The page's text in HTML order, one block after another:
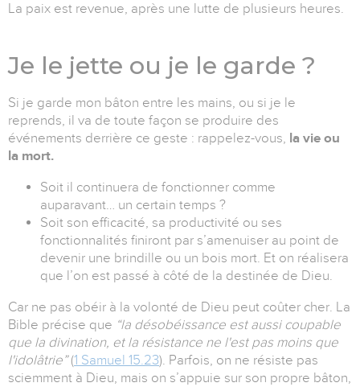
La paix est revenue, après une lutte de plusieurs heures.
Je le jette ou je le garde ?
Si je garde mon bâton entre les mains, ou si je le
reprends, il va de toute façon se produire des
événements derrière ce geste : rappelez-vous, la vie ou
la mort.
Soit il continuera de fonctionner comme
auparavant… un certain temps ?
Soit son efficacité, sa productivité ou ses
fonctionnalités finiront par s’amenuiser au point de
devenir une brindille ou un bois mort. Et on réalisera
que l’on est passé à côté de la destinée de Dieu.
Car ne pas obéir à la volonté de Dieu peut coûter cher. La
Bible précise que “la désobéissance est aussi coupable
que la divination, et la résistance ne l'est pas moins que
l'idolâtrie”(1 Samuel 15.23). Parfois, on ne résiste pas
sciemment à Dieu, mais on s’appuie sur son propre bâton,